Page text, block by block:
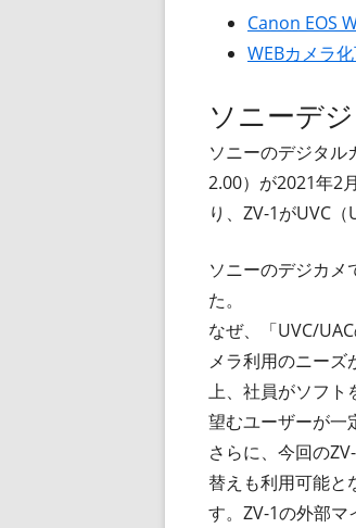
Canon EOS
WEBカメラ
ソニーデ
ソニーのデジタル
2.00）が2021年2
り、ZV-1がUVC
ソニーのデジカ
た。
なぜ、「UVC/
メラ利用のニーズ
上、社員がソフト
望むユーザーが一
さらに、今回の
替えも利用可能と
す。ZV-1の外部マ